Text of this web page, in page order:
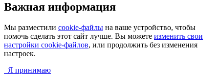
Важная информация
Мы разместили cookie-файлы на ваше устройство, чтобы
помочь сделать этот сайт лучше. Вы можете изменить свои
настройки cookie-файлов, или продолжить без изменения
настроек.
Я принимаю